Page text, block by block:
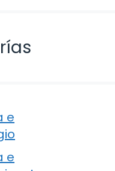
e
e